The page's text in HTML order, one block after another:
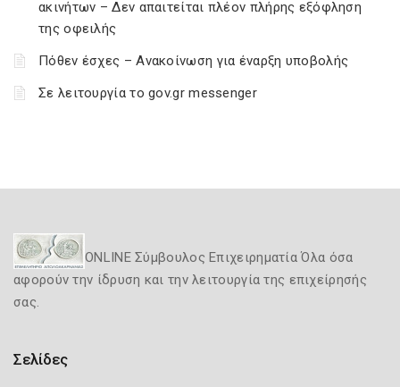
ακινήτων – Δεν απαιτείται πλέον πλήρης εξόφληση
της οφειλής
Πόθεν έσχες – Ανακοίνωση για έναρξη υποβολής
Σε λειτουργία το gov.gr messenger
ONLINE Σύμβουλος Επιχειρηματία Όλα όσα
αφορούν την ίδρυση και την λειτουργία της επιχείρησής
σας.
Σελίδες